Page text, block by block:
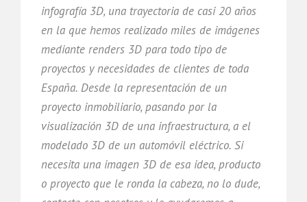
infografía 3D, una trayectoria de casi 20 años
en la que hemos realizado miles de imágenes
mediante renders 3D para todo tipo de
proyectos y necesidades de clientes de toda
España. Desde la representación de un
proyecto inmobiliario, pasando por la
visualización 3D de una infraestructura, a el
modelado 3D de un automóvil eléctrico. Si
necesita una imagen 3D de esa idea, producto
o proyecto que le ronda la cabeza, no lo dude,